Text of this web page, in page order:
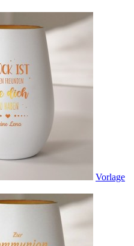
Vorlage